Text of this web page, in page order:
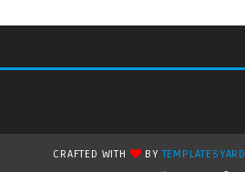
CRAFTED WITH BYTEMPLATESYARD